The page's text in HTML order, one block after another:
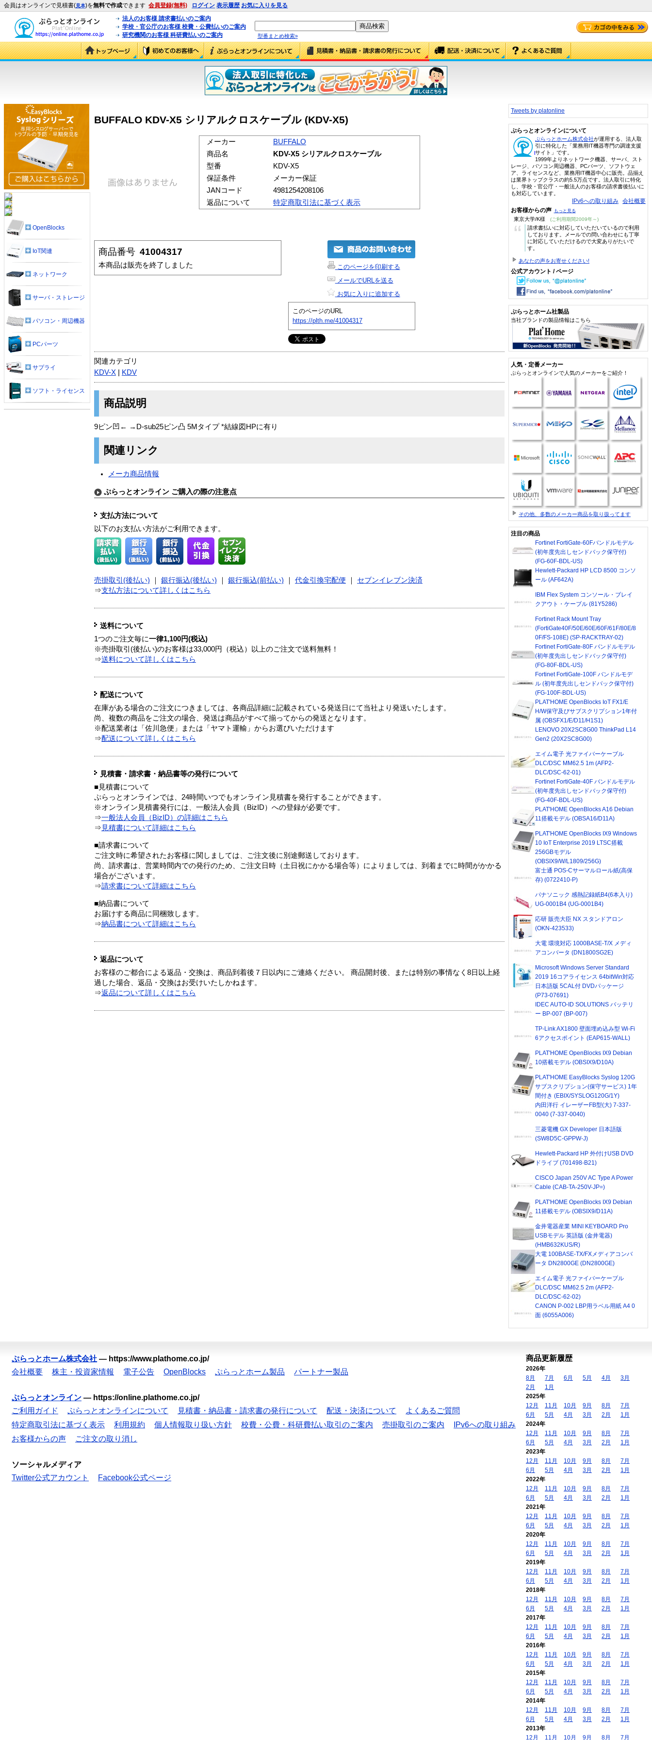
会員はオンラインで見積書(見本)を無料で作成できます 会員登録(無料) ログイン 表示履歴 お気に入りを見る
法人のお客様 請求書払いのご案内
学校・官公庁のお客様 校費・公費払いのご案内
研究機関のお客様 科研費払いのご案内
型番まとめ検索»
BUFFALO KDV-X5 シリアルクロスケーブル (KDV-X5)
メーカー
BUFFALO
商品名
KDV-X5 シリアルクロスケーブル
型番
KDV-X5
保証条件
メーカー保証
JANコード
4981254208106
返品について
特定商取引法に基づく表示
商品番号 41004317
本商品は販売を終了しました
このページを印刷する
メールでURLを送る
お気に入りに追加する
このページのURL
https://plth.me/41004317
関連カテゴリ
KDV-X
KDV
商品説明
9ピン凹← →D-sub25ピン凸 5Mタイプ *結線図HPに有り
関連リンク
メーカ商品情報
ぷらっとオンライン ご購入の際の注意点
支払方法について
以下のお支払い方法がご利用できます。
売掛取引(後払い) 銀行振込(後払い) 銀行振込(前払い) 代金引換宅配便
セブンイレブン決済
⇒支払方法について詳しくはこちら
送料について
1つのご注文毎に一律1,100円(税込)
※売掛取引(後払い)のお客様は33,000円（税込）以上のご注文で送料無料！
⇒送料について詳しくはこちら
配送について
在庫がある場合のご注文につきましては、各商品詳細に記載されている発送日にて当社より発送いたします。
尚、複数の商品をご注文の場合、発送は商品がすべて揃ってからの発送となります。
※配送業者は「佐川急便」または「ヤマト運輸」からお選びいただけます
⇒配送について詳しくはこちら
見積書・請求書・納品書等の発行について
■見積書について
ぷらっとオンラインでは、24時間いつでもオンライン見積書を発行することができます。
※オンライン見積書発行には、一般法人会員（BizID）への登録が必要です。
⇒一般法人会員（BizID）の詳細はこちら
⇒ 見積書について詳細はこちら
■請求書について
ご注文時に希望されたお客様に関しましては、ご注文後に別途郵送しております。
尚、請求書は、営業時間内での発行のため、ご注文日時（土日祝にかかる場合等）によりましては、到着までに時間がかかる
場合がございます。
⇒請求書について詳細はこちら
■納品書について
お届けする商品に同梱致します。
⇒納品書について詳細はこちら
返品について
お客様のご都合による返品・交換は、商品到着後７日以内にご連絡ください。 商品開封後、または特別の事情なく8日以上経
過した場合、返品・交換はお受けいたしかねます。
⇒返品について詳しくはこちら
OpenBlocks
IoT関連
ネットワーク
サーバ・ストレージ
パソコン・周辺機器
PCパーツ
サプライ
ソフト・ライセンス
Tweets by platonline
ぷらっとオンラインについて
ぷらっとホーム株式会社が運用する、法人取
引に特化した「業務用IT機器専門の調達支援
サイト」です。
1999年よりネットワーク機器、サーバ、スト
レージ、パソコン周辺機器、PCパーツ、ソフトウェ
ア、ライセンスなど、業務用IT機器中心に販売。品揃え
は業界トップクラスの約5.5万点です。法人取引に特化
し、学校・官公庁・一般法人のお客様の請求書後払いに
も対応しています。
IPv6への取り組み 会社概要
お客様からの声 もっと見る
東京大学/K様 (ご利用期間2009年～)
“
請求書払いに対応していただいているので利用
しております。メールでの問い合わせにも丁寧
に対応していただけるので大変ありがたいで
す。
あなたの声をお寄せください!
公式アカウント / ページ
ぷらっとホーム社製品
当社ブランドの製品情報はこちら
人気・定番メーカー
ぷらっとオンラインで人気のメーカーをご紹介！
その他、多数のメーカー商品を取り扱ってます
注目の商品
Fortinet FortiGate-60Fバンドルモデル
(初年度先出しセンドバック保守付)
(FG-60F-BDL-US)
Hewlett-Packard HP LCD 8500 コンソ
ール (AF642A)
IBM Flex System コンソール・ブレイ
クアウト・ケーブル (81Y5286)
Fortinet Rack Mount Tray
(FortiGate40F/50E/60E/60F/61F/80E/8
0F/FS-108E) (SP-RACKTRAY-02)
Fortinet FortiGate-80F バンドルモデル
(初年度先出しセンドバック保守付)
(FG-80F-BDL-US)
Fortinet FortiGate-100F バンドルモデ
ル (初年度先出しセンドバック保守付)
(FG-100F-BDL-US)
PLAT'HOME OpenBlocks IoT FX1/E
H/W保守及びサブスクリプション1年付
属 (OBSFX1/E/D11/H1S1)
LENOVO 20X2SC8G00 ThinkPad L14
Gen2 (20X2SC8G00)
エイム電子 光ファイバーケーブル
DLC/DSC MM62.5 1m (AFP2-
DLC/DSC-62-01)
Fortinet FortiGate-40F バンドルモデル
(初年度先出しセンドバック保守付)
(FG-40F-BDL-US)
PLAT'HOME OpenBlocks A16 Debian
11搭載モデル (OBSA16/D11A)
PLAT'HOME OpenBlocks IX9 Windows
10 IoT Enterprise 2019 LTSC搭載
256GBモデル
(OBSIX9/W/L1809/256G)
富士通 POS-Cサーマルロール紙(高保
存) (0722410-P)
パナソニック 感熱記録紙B4(6本入り)
UG-0001B4 (UG-0001B4)
応研 販売大臣 NX スタンドアロン
(OKN-423533)
大電 環境対応 1000BASE-T/X メディ
アコンバータ (DN1800SG2E)
Microsoft Windows Server Standard
2019 16コアライセンス 64bitWin対応
日本語版 5CAL付 DVDパッケージ
(P73-07691)
IDEC AUTO-ID SOLUTIONS バッテリ
ー BP-007 (BP-007)
TP-Link AX1800 壁面埋め込み型 Wi-Fi
6アクセスポイント (EAP615-WALL)
PLAT'HOME OpenBlocks IX9 Debian
10搭載モデル (OBSIX9/D10A)
PLAT'HOME EasyBlocks Syslog 120G
サブスクリプション(保守サービス) 1年
間付き (EBIX/SYSLOG120G/1Y)
内田洋行 イレーザーFB型(大) 7-337-
0040 (7-337-0040)
三菱電機 GX Developer 日本語版
(SW8D5C-GPPW-J)
Hewlett-Packard HP 外付けUSB DVD
ドライブ (701498-B21)
CISCO Japan 250V AC Type A Power
Cable (CAB-TA-250V-JP=)
PLAT'HOME OpenBlocks IX9 Debian
11搭載モデル (OBSIX9/D11A)
金井電器産業 MINI KEYBOARD Pro
USBモデル 英語版 (金井電器)
(HMB632KUS/R)
大電 100BASE-TX/FXメディアコンバ
ータ DN2800GE (DN2800GE)
エイム電子 光ファイバーケーブル
DLC/DSC MM62.5 2m (AFP2-
DLC/DSC-62-02)
CANON P-002 LBP用ラベル用紙 A4 0
面 (6055A006)
ぷらっとホーム株式会社 — https://www.plathome.co.jp/
会社概要
株主・投資家情報 電子公告 OpenBlocks ぷらっとホーム製品 パートナー製品
ぷらっとオンライン — https://online.plathome.co.jp/
ご利用ガイド
ぷらっとオンラインについて 見積書・納品書・請求書の発行について 配送・決済について
よくあるご質問
特定商取引法に基づく表示
利用規約 個人情報取り扱い方針 校費・公費・科研費払い取引のご案内 売掛取引のご案内
IPv6への取り組み
お客様からの声
ご注文の取り消し
ソーシャルメディア
Twitter公式アカウント
Facebook公式ページ
商品更新履歴
2026年
8月
7月 6月 5月 4月
3月
2月
1月
2025年
12月
11月 10月 9月 8月
7月
6月
5月 4月 3月 2月
1月
2024年
12月
11月 10月 9月 8月
7月
6月
5月 4月 3月 2月
1月
2023年
12月
11月 10月 9月 8月
7月
6月
5月 4月 3月 2月
1月
2022年
12月
11月 10月 9月 8月
7月
6月
5月 4月 3月 2月
1月
2021年
12月
11月 10月 9月 8月
7月
6月
5月 4月 3月 2月
1月
2020年
12月
11月 10月 9月 8月
7月
6月
5月 4月 3月 2月
1月
2019年
12月
11月 10月 9月 8月
7月
6月
5月 4月 3月 2月
1月
2018年
12月
11月 10月 9月 8月
7月
6月
5月 4月 3月 2月
1月
2017年
12月
11月 10月 9月 8月
7月
6月
5月 4月 3月 2月
1月
2016年
12月
11月 10月 9月 8月
7月
6月
5月 4月 3月 2月
1月
2015年
12月
11月 10月 9月 8月
7月
6月
5月 4月 3月 2月
1月
2014年
12月
11月 10月 9月 8月
7月
6月
5月 4月 3月 2月
1月
2013年
12月
11月 10月 9月 8月 7月